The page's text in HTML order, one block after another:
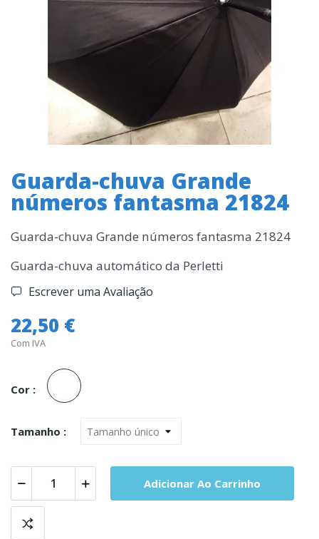
Guarda-chuva Grande
números fantasma 21824
Guarda-chuva Grande números fantasma 21824
Guarda-chuva automático da Perletti
Escrever uma Avaliação
22,50 €
Com IVA
Cor :
Unica
Tamanho :
Adicionar Ao Carrinho